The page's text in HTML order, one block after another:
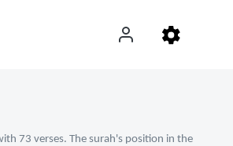
73 verses. The surah's position in the